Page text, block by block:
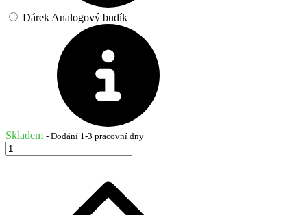
Dárek Analogový budík
Skladem - Dodání 1-3 pracovní dny